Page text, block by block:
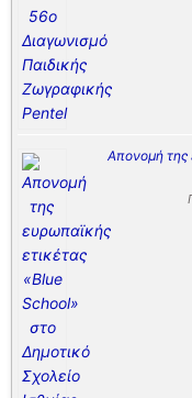
Απονομή της